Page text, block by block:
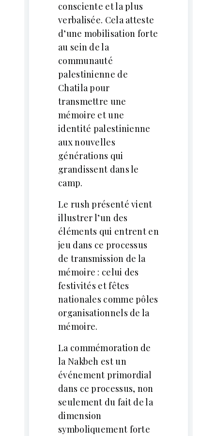
consciente et la plus
verbalisée. Cela atteste
d’une mobilisation forte
au sein de la
communauté
palestinienne de
Chatila pour
transmettre une
mémoire et une
identité palestinienne
aux nouvelles
générations qui
grandissent dans le
camp.
Le rush présenté vient
illustrer l’un des
éléments qui entrent en
jeu dans ce processus
de transmission de la
mémoire : celui des
festivités et fêtes
nationales comme pôles
organisationnels de la
mémoire.
La commémoration de
la Nakbeh est un
événement primordial
dans ce processus, non
seulement du fait de la
dimension
symboliquement forte